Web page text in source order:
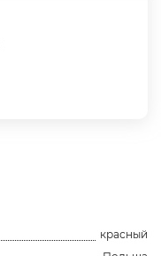
красный